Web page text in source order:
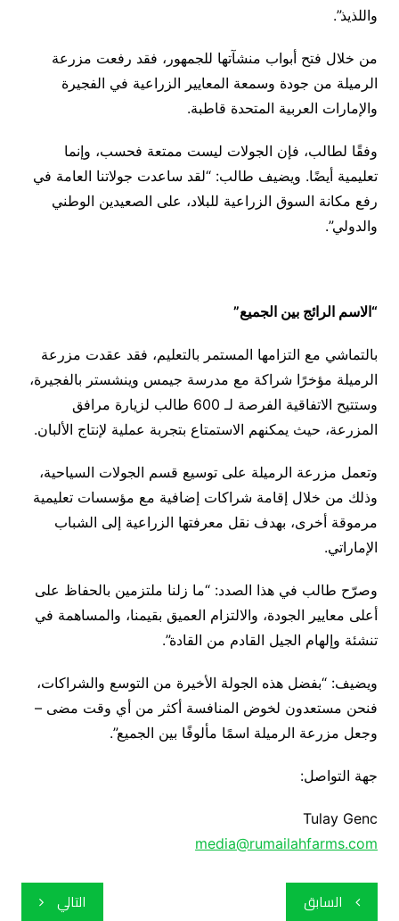
واللذيذ”.
من خلال فتح أبواب منشآتها للجمهور، فقد رفعت مزرعة
الرميلة من جودة وسمعة المعايير الزراعية في الفجيرة
والإمارات العربية المتحدة قاطبة.
وفقًا لطالب، فإن الجولات ليست ممتعة فحسب، وإنما
تعليمية أيضًا. ويضيف طالب: “لقد ساعدت جولاتنا العامة في
رفع مكانة السوق الزراعية للبلاد، على الصعيدين الوطني
والدولي”.
“الاسم الرائج بين الجميع”
بالتماشي مع التزامها المستمر بالتعليم، فقد عقدت مزرعة
الرميلة مؤخرًا شراكة مع مدرسة جيمس وينشستر بالفجيرة،
وستتيح الاتفاقية الفرصة لـ 600 طالب لزيارة مرافق
المزرعة، حيث يمكنهم الاستمتاع بتجربة عملية لإنتاج الألبان.
وتعمل مزرعة الرميلة على توسيع قسم الجولات السياحية،
وذلك من خلال إقامة شراكات إضافية مع مؤسسات تعليمية
مرموقة أخرى، بهدف نقل معرفتها الزراعية إلى الشباب
الإماراتي.
وصرّح طالب في هذا الصدد: “ما زلنا ملتزمين بالحفاظ على
أعلى معايير الجودة، والالتزام العميق بقيمنا، والمساهمة في
تنشئة وإلهام الجيل القادم من القادة”.
ويضيف: “بفضل هذه الجولة الأخيرة من التوسع والشراكات،
فنحن مستعدون لخوض المنافسة أكثر من أي وقت مضى –
وجعل مزرعة الرميلة اسمًا مألوفًا بين الجميع”.
جهة التواصل:
Tulay Genc
media@rumailahfarms.com
تصفّح
السابق التالي